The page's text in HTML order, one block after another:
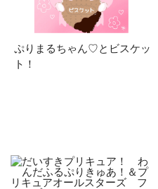
ぷりまるちゃん♡とビスケッ
ト！